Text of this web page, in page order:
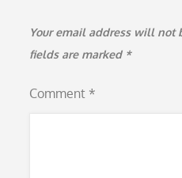
Your email address will not
fields are marked *
Comment *